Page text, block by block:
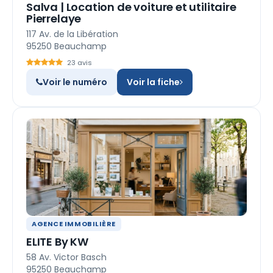
Salva | Location de voiture et utilitaire
Pierrelaye
117 Av. de la Libération
95250 Beauchamp
23 avis
Voir le numéro Voir la fiche
AGENCE IMMOBILIÈRE
ELITE By KW
58 Av. Victor Basch
95250 Beauchamp